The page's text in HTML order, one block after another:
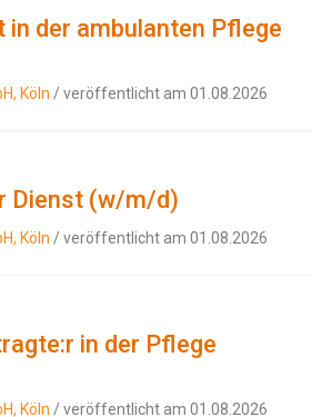
der ambulanten Pflege
Köln / veröffentlicht am 01.08.2026
Dienst (w/m/d)
Köln / veröffentlicht am 01.08.2026
in der Pflege
Köln / veröffentlicht am 01.08.2026